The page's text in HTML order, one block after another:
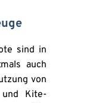
sind in
auch
von
und Kite-